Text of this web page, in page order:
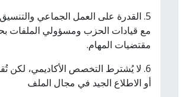
5. القدرة على العمل الجماعي
مع قيادات الحزب ومسؤولي الملفات
مقتضيات المهام.
6. لا يُشترط التخصص الأكاديمي، لكن
أو الاطلاع الجيد في مجال الملف